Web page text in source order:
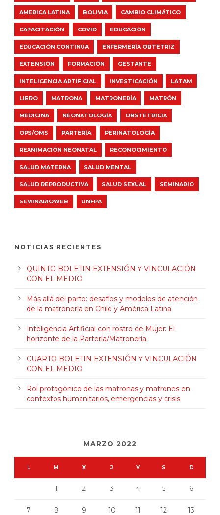
AMERICA LATINA BOLIVIA CAMBIO CLIMÁTICO
CAPACITACIÓN COVID EDUCACIÓN
EDUCACIÓN CONTINUA ENFERMERÍA OBTETRIZ
EXTENSIÓN FORMACIÓN GESTANTE
INTELIGENCIA ARTIFICIAL INVESTIGACIÓN LATAM
LIBRO MATRONA MATRONERÍA MATRÓN
MEDICINA NEONATOLOGÍA OBSTETRICIA
OPS/OMS PARTERÍA PERINATOLOGÍA
REANIMACIÓN NEONATAL RECONOCIMIENTO
SALUD MATERNA SALUD MENTAL
SALUD REPRODUCTIVA SALUD SEXUAL SEMINARIO
SEMINARIOWEB UNFPA
NOTICIAS RECIENTES
QUINTO BOLETIN EXTENSIÓN Y VINCULACIÓN
CON EL MEDIO
Más allá del parto: desafíos y modelos de atención
de la matronería en Chile y América Latina
Inteligencia Artificial con rostro de Mujer: El
horizonte de la Partería/Matronería
CUARTO BOLETIN EXTENSIÓN Y VINCULACIÓN
CON EL MEDIO
Rol protagónico de las matronas y matrones en
contextos humanitarios, emergencias y crisis
MARZO 2022
L M X J V S D
1 2 3 4 5 6
7 8 9 10 11 12 13